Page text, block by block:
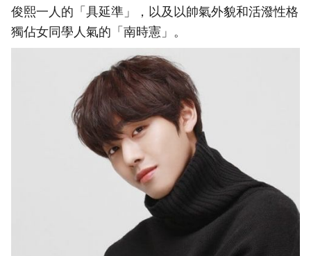
俊熙一人的「具延準」，以及以帥氣外貌和活潑性格
獨佔女同學人氣的「南時憲」。